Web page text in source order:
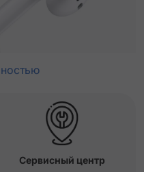
Сервисный центр